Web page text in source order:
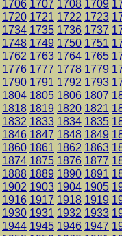
1706 1707 1708 1709
1720 1721 1722 1723
1734 1735 1736 1737
1748 1749 1750 1751
1762 1763 1764 1765
1776 1777 1778 1779
1790 1791 1792 1793
1804 1805 1806 1807
1818 1819 1820 1821
1832 1833 1834 1835
1846 1847 1848 1849
1860 1861 1862 1863
1874 1875 1876 1877
1888 1889 1890 1891
1902 1903 1904 1905
1916 1917 1918 1919
1930 1931 1932 1933
1944 1945 1946 1947